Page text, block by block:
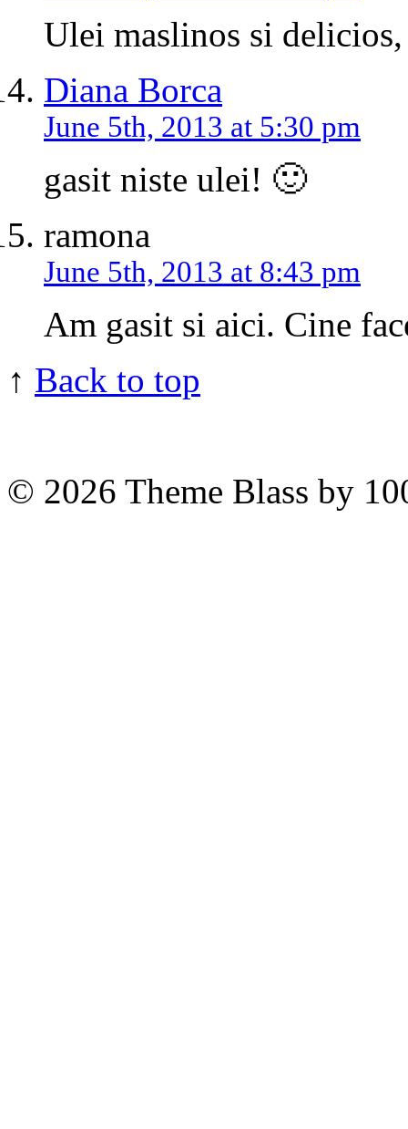
Ulei maslinos si
Diana Borca
June 5th, 2013 at 5:30 pm
gasit niste ulei! 🙂
ramona
June 5th, 2013 at 8:43 pm
Am gasit si aici. Cine
↑ Back to top
© 2026 Theme Blass by